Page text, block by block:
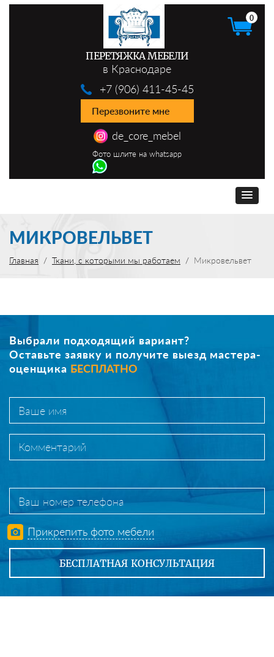
ПЕРЕТЯЖКА МЕБЕЛИ
в Краснодаре
de_core_mebel
Фото шлите на whatsapp
+7 (906) 411-45-45
Перезвоните мне
0
МИКРОВЕЛЬВЕТ
Главная Ткани, с которыми мы работаем Микровельвет
Выбрали подходящий вариант?
Оставьте заявку и получите выезд мастера-
оценщика БЕСПЛАТНО
Прикрепить фото мебели